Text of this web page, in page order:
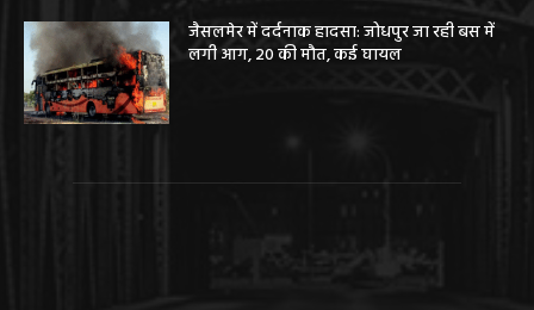
जैसलमेर में दर्दनाक हादसा: जोधपुर जा रही बस में
लगी आग, 20 की मौत, कई घायल